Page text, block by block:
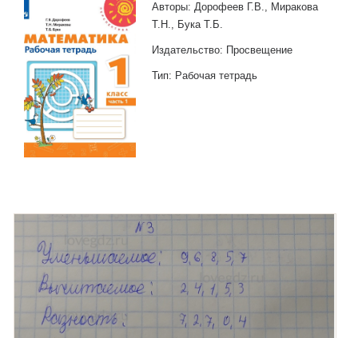
Авторы: Дорофеев Г.В., Миракова
Т.Н., Бука Т.Б.
Издательство: Просвещение
Тип: Рабочая тетрадь